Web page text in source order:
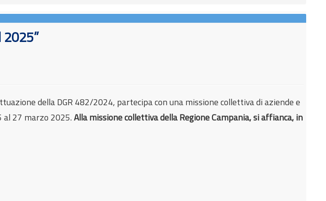
della DGR 482/2024, partecipa con una missione collettiva di aziende e
al 27 marzo 2025.Alla missione collettiva della Regione Campania, si affianca, in